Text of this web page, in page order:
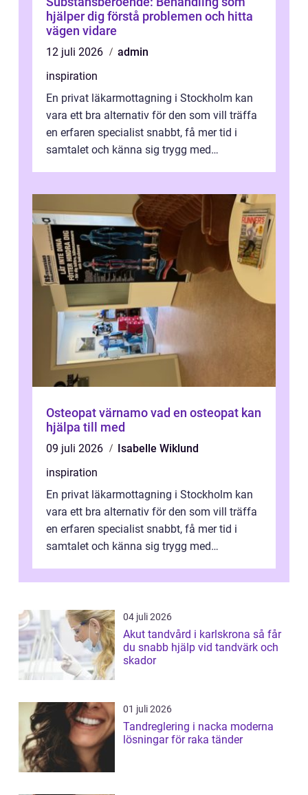
hjälper dig förstå problemen och hitta
vägen vidare
12 juli 2026
admin
inspiration
En privat läkarmottagning i Stockholm kan
vara ett bra alternativ för den som vill träffa
en erfaren specialist snabbt, få mer tid i
samtalet och känna sig trygg med
Osteopat värnamo vad en osteopat kan
hjälpa till med
09 juli 2026
Isabelle Wiklund
inspiration
En privat läkarmottagning i Stockholm kan
vara ett bra alternativ för den som vill träffa
en erfaren specialist snabbt, få mer tid i
samtalet och känna sig trygg med
04 juli 2026
Akut tandvård i karlskrona så får
du snabb hjälp vid tandvärk och
skador
01 juli 2026
Tandreglering i nacka moderna
lösningar för raka tänder